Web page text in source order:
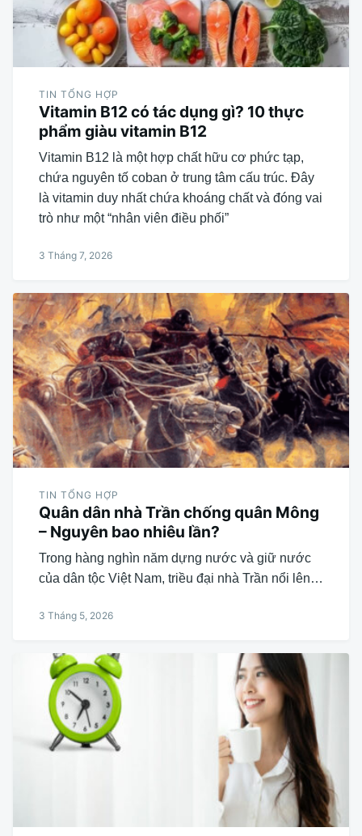
TIN TỔNG HỢP
Vitamin B12 có tác dụng gì? 10 thực
phẩm giàu vitamin B12
Vitamin B12 là một hợp chất hữu cơ phức tạp,
chứa nguyên tố coban ở trung tâm cấu trúc. Đây
là vitamin duy nhất chứa khoáng chất và đóng vai
trò như một “nhân viên điều phối”
3 Tháng 7, 2026
TIN TỔNG HỢP
Quân dân nhà Trần chống quân Mông
– Nguyên bao nhiêu lần?
Trong hàng nghìn năm dựng nước và giữ nước
của dân tộc Việt Nam, triều đại nhà Trần nổi lên…
3 Tháng 5, 2026